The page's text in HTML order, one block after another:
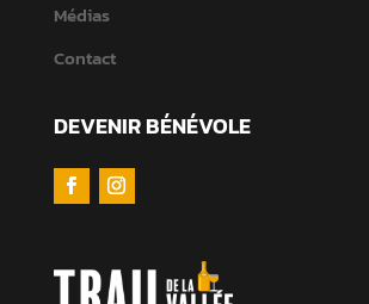
Médias
Contact
DEVENIR BÉNÉVOLE